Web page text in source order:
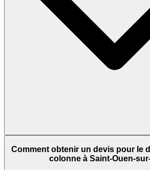
Comment obtenir un devis pour le
colonne à Saint-Ouen-